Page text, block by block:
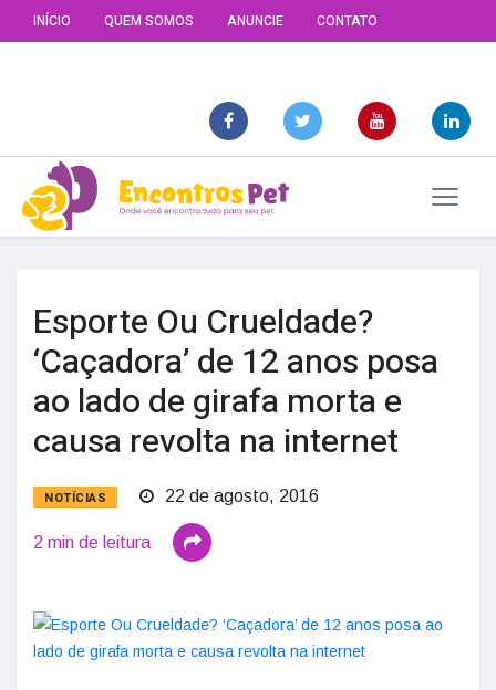
INÍCIO QUEM SOMOS ANUNCIE CONTATO
Esporte Ou Crueldade?
‘Caçadora’ de 12 anos posa
ao lado de girafa morta e
causa revolta na internet
NOTÍCIAS 22 de agosto, 2016
2 min de leitura